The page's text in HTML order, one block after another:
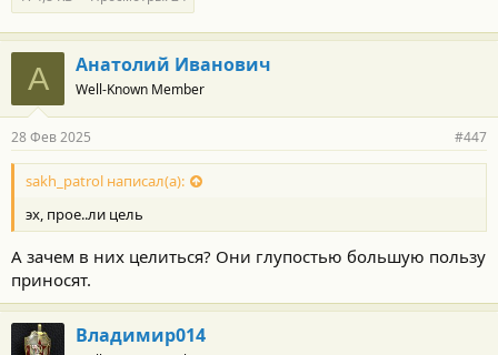
А Анатолий Иванович
Well-Known Member
28 Фев 2025 #447
sakh_patrol написал(а):
эх, прое..ли цель
А зачем в них целиться? Они глупостью большую пользу
приносят.
Владимир014